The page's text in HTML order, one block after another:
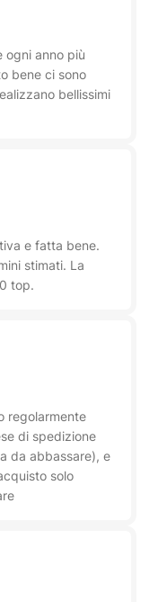
ogni anno più
bene ci sono
bellissimi
e fatta bene.
stimati. La
top.
regolarmente
di spedizione
da abbassare), e
solo